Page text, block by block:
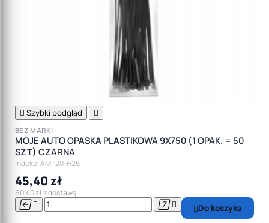
 Szybki podgląd 
BEZ MARKI
MOJE AUTO OPASKA PLASTIKOWA 9X750 (1 OPAK. = 50
SZT) CZARNA
Indeks: AMT20-H26
45,40 zł
60,40 zł z dostawą
    Do koszyka